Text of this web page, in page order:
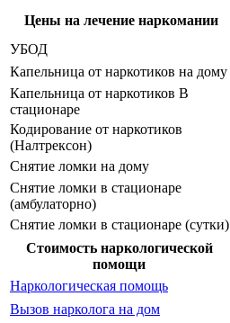
Цены на лечение наркомании
УБОД
Капельница от наркотиков на дому
Капельница от наркотиков В
стационаре
Кодирование от наркотиков
(Налтрексон)
Снятие ломки на дому
Снятие ломки в стационаре
(амбулаторно)
Снятие ломки в стационаре (сутки)
Стоимость наркологической
помощи
Наркологическая помощь
Вызов нарколога на дом